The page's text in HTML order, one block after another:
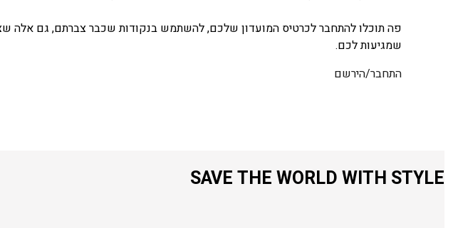
פה תוכלו להתחבר לכרטיס המועדון שלכם, להשתמש בנקודות שכבר צברתם, גם אלה
שמגיעות לכם.
התחבר/הירשם
SAVE THE WORLD WITH STYLE